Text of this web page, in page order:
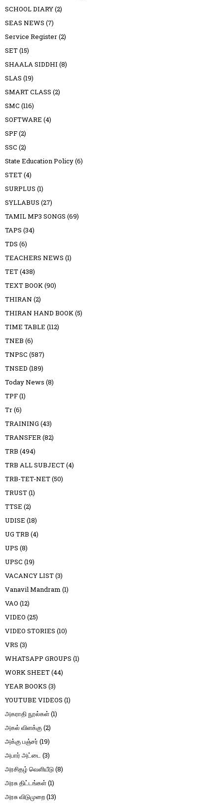
SCHOOL DIARY(2)
SEAS NEWS (7)
Service Register(2)
SET(15)
SHAALA SIDDHI (8)
SLAS (19)
SMART CLASS (2)
SMC (116)
SOFTWARE (4)
SPF(2)
SSC (2)
State Education Policy(6)
STET(4)
SURPLUS (1)
SYLLABUS (27)
TAMIL MP3 SONGS (69)
TAPS (34)
TDS (6)
TEACHERS NEWS (1)
TET(438)
TEXT BOOK(90)
THIRAN (2)
THIRAN HAND BOOK(5)
TIME TABLE (112)
TNEB (6)
TNPSC (587)
TNSED (189)
Today News (8)
TPF(1)
Tr(6)
TRAINING (43)
TRANSFER(82)
TRB (494)
TRB ALL SUBJECT(4)
TRB-TET-NET(50)
TRUST(1)
TTSE (2)
UDISE (18)
UG TRB (4)
UPS (8)
UPSC (19)
VACANCY LIST(3)
Vanavil Mandram (1)
VAO (12)
VIDEO (25)
VIDEO STORIES (10)
VRS (3)
WHATSAPP GROUPS (1)
WORK SHEET(44)
YEAR BOOKS (3)
YOUTUBE VIDEOS (1)
அகராதி நூல்கள்(1)
அகல் விளக்கு(2)
அக்கு பஞ்சர் (19)
அபார் அட்டை (3)
அரசிதழ் வெளியீடு(8)
அரசு திட்டங்கள்(1)
அரசு விடுமுறை(13)